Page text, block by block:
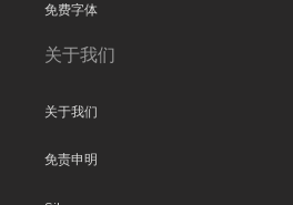
免费字体
关于我们
关于我们
免责申明